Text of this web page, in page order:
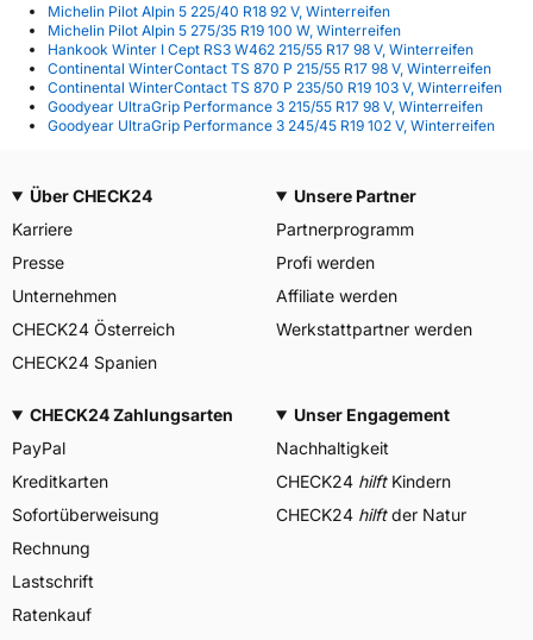
Michelin Pilot Alpin 5 225/40 R18 92 V, Winterreifen
Michelin Pilot Alpin 5 275/35 R19 100 W, Winterreifen
Hankook Winter I Cept RS3 W462 215/55 R17 98 V, Winterreifen
Continental WinterContact TS 870 P 215/55 R17 98 V, Winterreifen
Continental WinterContact TS 870 P 235/50 R19 103 V, Winterreifen
Goodyear UltraGrip Performance 3 215/55 R17 98 V, Winterreifen
Goodyear UltraGrip Performance 3 245/45 R19 102 V, Winterreifen
Über CHECK24
Karriere
Presse
Unternehmen
CHECK24 Österreich
CHECK24 Spanien
Unsere Partner
Partnerprogramm
Profi werden
Affiliate werden
Werkstattpartner werden
CHECK24 Zahlungsarten
PayPal
Kreditkarten
Sofortüberweisung
Rechnung
Lastschrift
Ratenkauf
Unser Engagement
Nachhaltigkeit
CHECK24 hilftKindern
CHECK24 hilftder Natur